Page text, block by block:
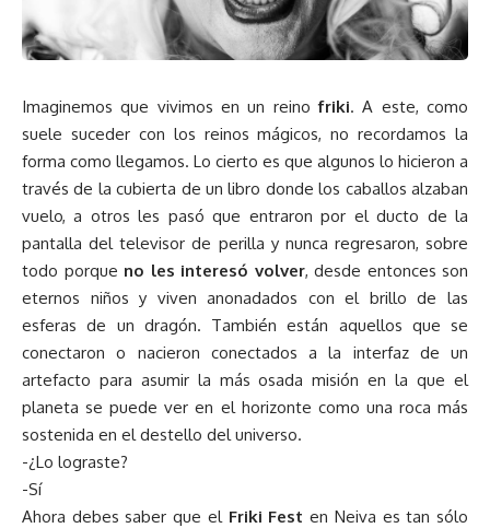
Imaginemos que vivimos en un reinofriki. A este, como
suele suceder con los reinos mágicos, no recordamos la
forma como llegamos. Lo cierto es que algunos lo hicieron a
través de la cubierta de un libro donde los caballos alzaban
vuelo, a otros les pasó que entraron por el ducto de la
pantalla del televisor de perilla y nunca regresaron, sobre
todo porque no les interesó volver, desde entonces son
eternos niños y viven anonadados con el brillo de las
esferas de un dragón. También están aquellos que se
conectaron o nacieron conectados a la interfaz de un
artefacto para asumir la más osada misión en la que el
planeta se puede ver en el horizonte como una roca más
sostenida en el destello del universo.
-¿Lo lograste?
-Sí
Ahora debes saber que el Friki Fest en Neiva es tan sólo